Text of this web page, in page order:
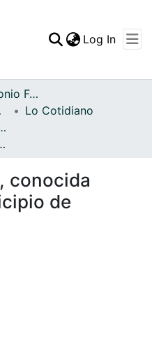
Statistics
Log In
Archivo del Patrimonio Fotográfico y Fílmico del Valle del Cauca
Lo Cotidiano
- Patrimonial
Municipio de restrepo
conocida
de